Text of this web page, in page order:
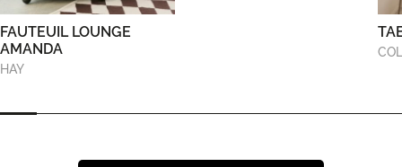
FAUTEUIL LOUNGE
AMANDA
HAY